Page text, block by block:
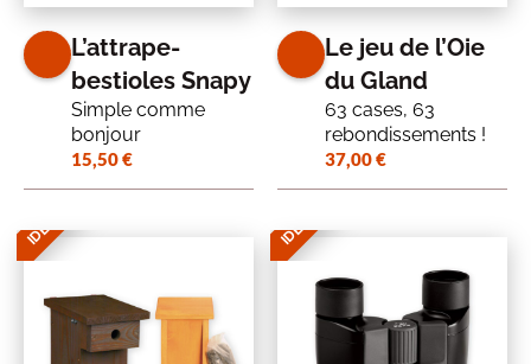
L’attrape-
bestioles Snapy
Simple comme
bonjour
15,50€
Le jeu de l’Oie
du Gland
63 cases, 63
rebondissements !
37,00€
IDÉE CADEAU IDÉE CADEAU